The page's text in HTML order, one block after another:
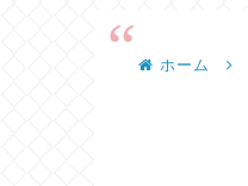
ホーム